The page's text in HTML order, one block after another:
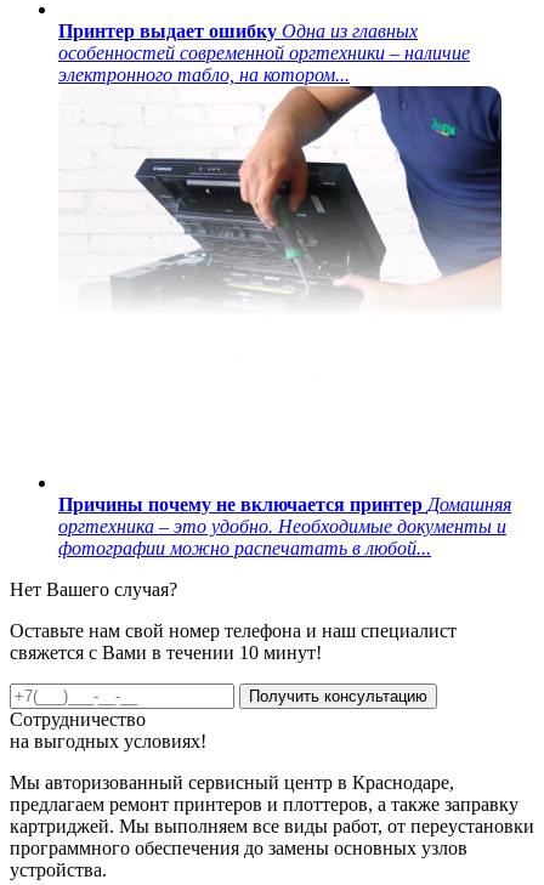
Принтер выдает ошибку Одна из главных
особенностей современной оргтехники – наличие
электронного табло, на котором...
Причины почему не включается принтер Домашняя
оргтехника – это удобно. Необходимые документы и
фотографии можно распечатать в любой...
Нет Вашего случая?
Оставьте нам свой номер телефона и наш специалист
свяжется с Вами в течении 10 минут!
Получить консультацию
Сотрудничество
на выгодных условиях!
Мы авторизованный сервисный центр в Краснодаре,
предлагаем ремонт принтеров и плоттеров, а также заправку
картриджей. Мы выполняем все виды работ, от переустановки
программного обеспечения до замены основных узлов
устройства.